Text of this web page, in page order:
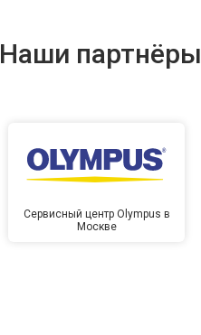
Наши партнёры
Сервисный центр Olympus в
Москве